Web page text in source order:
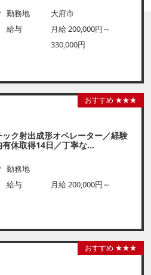
勤務地
大府市
給与
月給 200,000円～
330,000円
おすすめ ★★★
ック射出成形オペレーター／経験
休取得14日／丁寧な...
勤務地
給与
月給 200,000円～
おすすめ ★★★